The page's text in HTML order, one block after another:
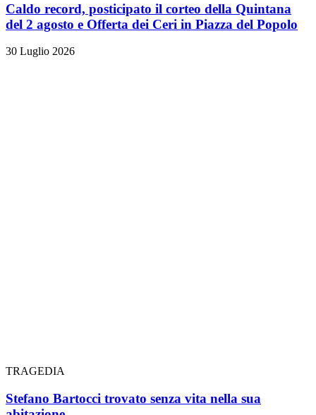
Caldo record, posticipato il corteo della Quintana
del 2 agosto e Offerta dei Ceri in Piazza del Popolo
30 Luglio 2026
TRAGEDIA
Stefano Bartocci trovato senza vita nella sua